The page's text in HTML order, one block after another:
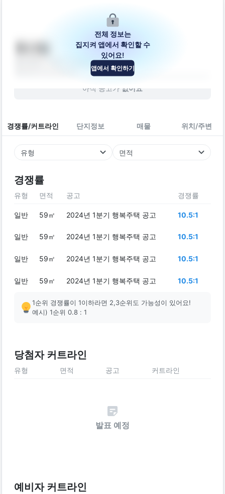
울산광역시 중구 구교5길 44
아직 공고가 없어요
경쟁률/커트라인 단지정보 매물 위치/주변
유형 면적
경쟁률
전체 정보는
집지켜 앱에서 확인할 수
있어요!
앱에서 확인하기
유형 면적 공고 경쟁률
일반 59㎡ 2024년 1분기 행복주택 공고 10.5:1
일반 59㎡ 2024년 1분기 행복주택 공고 10.5:1
일반 59㎡ 2024년 1분기 행복주택 공고 10.5:1
일반 59㎡ 2024년 1분기 행복주택 공고 10.5:1
1순위 경쟁률이 1이하라면 2,3순위도 가능성이 있어요!
예시) 1순위 0.8 : 1
당첨자 커트라인
유형 면적 공고 커트라인
발표 예정
예비자 커트라인